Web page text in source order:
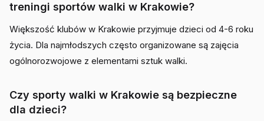
treningi sportów walki w Krakowie?
Większość klubów w Krakowie przyjmuje dzieci od 4-6 roku
życia. Dla najmłodszych często organizowane są zajęcia
ogólnorozwojowe z elementami sztuk walki.
Czy sporty walki w Krakowie są bezpieczne
dla dzieci?